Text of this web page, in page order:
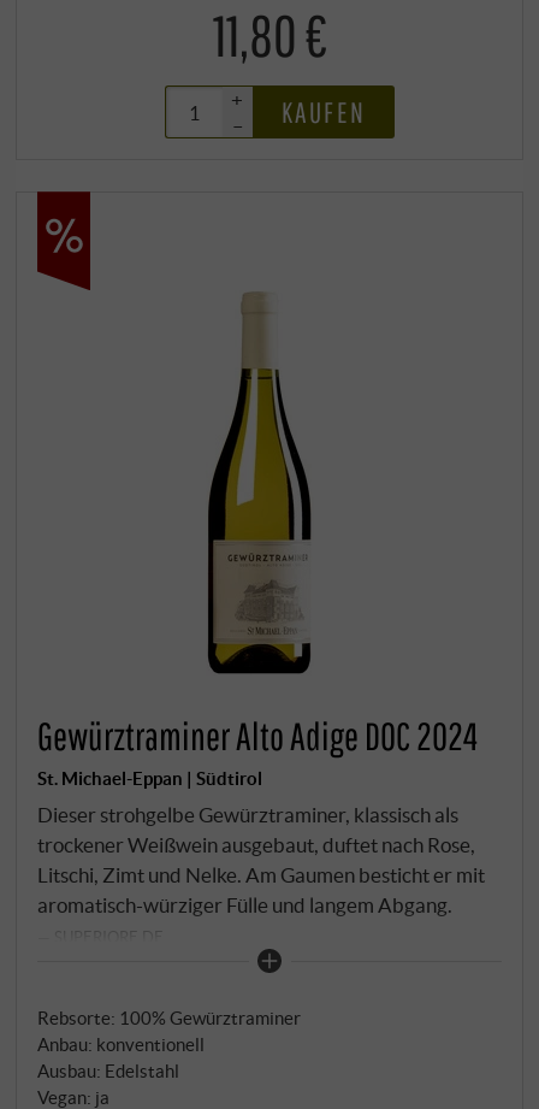
11,80 €
+
–
KAUFEN
Gewürztraminer Alto Adige DOC 2024
St. Michael-Eppan | Südtirol
Dieser strohgelbe Gewürztraminer, klassisch als
trockener Weißwein ausgebaut, duftet nach Rose,
Litschi, Zimt und Nelke. Am Gaumen besticht er mit
aromatisch-würziger Fülle und langem Abgang.
Rebsorte: 100% Gewürztraminer
Anbau: konventionell
Ausbau: Edelstahl
Vegan: ja